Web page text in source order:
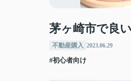
茅ヶ崎市で良
不動産購入 2023.06.29
#初心者向け